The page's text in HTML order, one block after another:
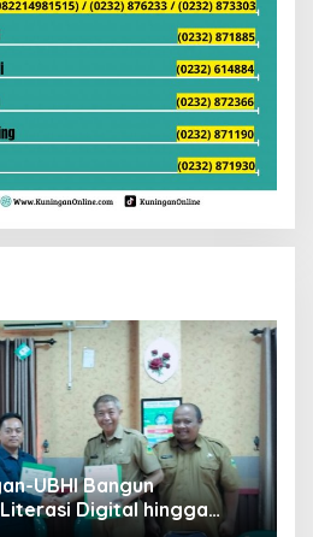
UBHI Bangun
Digital hingga